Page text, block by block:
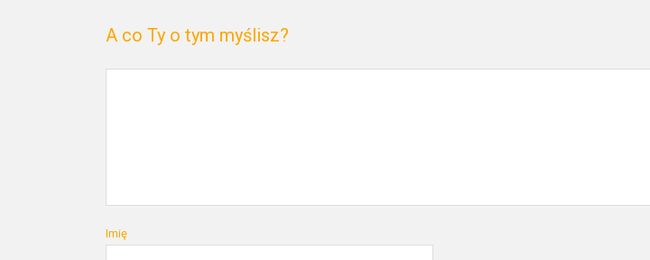
A co Ty o tym myślisz?
Imię